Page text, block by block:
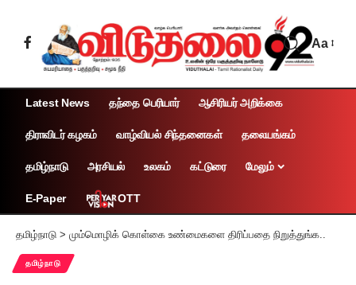
Aa
Latest News தந்தை பெரியார் ஆசிரியர் அறிக்கை
திராவிடர் கழகம் வாழ்வியல் சிந்தனைகள் தலையங்கம்
தமிழ்நாடு அரசியல் உலகம் கட்டுரை மேலும்
E-Paper OTT
தமிழ்நாடு > மும்மொழிக் கொள்கை உண்மைகளை திரிப்பதை நிறுத்துங்க..
தமிழ்நாடு